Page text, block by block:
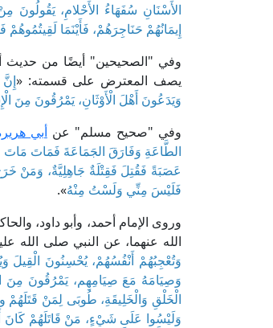
الأَسْنَانِ سُفَهَاءُ الأَحْلامِ،
إِيمَانُهُمْ حَنَاجِرَهُمْ، فَأَيْنَمَا
وفي "الصحيحين" أيضًا من حديث
يصف المعترض على قسمته: «
وَيَدَعُونَ أَهْلَ الْأَوْثَانِ، يَمْرُقُونَ مِنَ
وفي "صحيح مسلم" عنأبي
الطَّاعَةِ وَفَارَقَ الجَمَاعَةَ فَمَاتَ مَاتَ
عَصَبَةً فَقُتِلَ فَقِتْلَةٌ جَاهِلِيَّةٌ، وَمَنْ
فَلَيْسَ مِنِّي وَلَسْتُ مِنْهُ».
وروى الإمام أحمد، وأبو داود،
الله عنهما، عن النبي صلى الله
وَتُعْجِبُهُمْ أَنْفُسُهُمْ، يُحْسِنُونَ الْقِيلَ
وَصِيَامَهُ مَعَ صِيَامِهِم، يَمْرُقُونَ مِنَ
الْخَلْقِ وَالْخَلِيقَةِ، طُوبَى لِمَنْ
وَلَيْسُوا عَلَى شَيْءٍ، مَنْ قَاتَلَهُمْ كَانَ